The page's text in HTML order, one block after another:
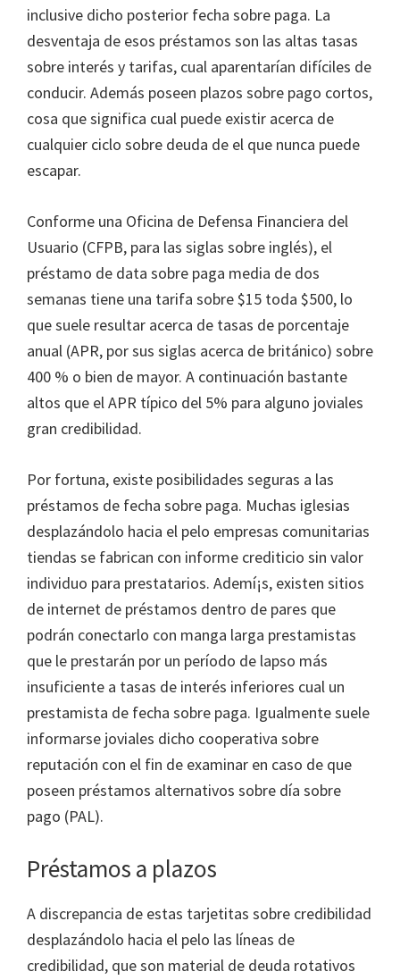
inclusive dicho posterior fecha sobre paga. La
desventaja de esos préstamos son las altas tasas
sobre interés y tarifas, cual aparentarían difíciles de
conducir. Además poseen plazos sobre pago cortos,
cosa que significa cual puede existir acerca de
cualquier ciclo sobre deuda de el que nunca puede
escapar.
Conforme una Oficina de Defensa Financiera del
Usuario (CFPB, para las siglas sobre inglés), el
préstamo de data sobre paga media de dos
semanas tiene una tarifa sobre $15 toda $500, lo
que suele resultar acerca de tasas de porcentaje
anual (APR, por sus siglas acerca de británico) sobre
400 % o bien de mayor. A continuación bastante
altos que el APR típico del 5% para alguno joviales
gran credibilidad.
Por fortuna, existe posibilidades seguras a las
préstamos de fecha sobre paga. Muchas iglesias
desplazándolo hacia el pelo empresas comunitarias
tiendas se fabrican con informe crediticio sin valor
individuo para prestatarios. Ademí¡s, existen sitios
de internet de préstamos dentro de pares que
podrán conectarlo con manga larga prestamistas
que le prestarán por un período de lapso más
insuficiente a tasas de interés inferiores cual un
prestamista de fecha sobre paga. Igualmente suele
informarse joviales dicho cooperativa sobre
reputación con el fin de examinar en caso de que
poseen préstamos alternativos sobre día sobre
pago (PAL).
Préstamos a plazos
A discrepancia de estas tarjetitas sobre credibilidad
desplazándolo hacia el pelo las líneas de
credibilidad, que son material de deuda rotativos